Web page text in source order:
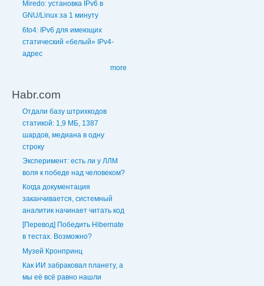
Miredo: установка IPv6 в
GNU/Linux за 1 минуту
6to4: IPv6 для имеющих
статический «белый» IPv4-
адрес
more
Habr.com
Отдали базу штрихкодов
статикой: 1,9 МБ, 1387
шардов, медиана в одну
строку
Эксперимент: есть ли у ЛЛМ
воля к победе над человеком?
Когда документация
заканчивается, системный
аналитик начинает читать код
[Перевод] Победить Hibernate
в тестах. Возможно?
Музей Кронпринц
Как ИИ забраковал планету, а
мы её всё равно нашли